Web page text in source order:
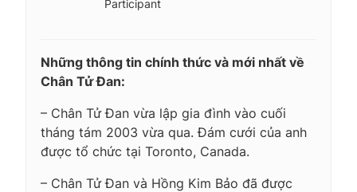
Participant
Những thông tin chính thức và mới nhất về
Chân Tử Đan:
– Chân Tử Đan vừa lập gia đình vào cuối
tháng tám 2003 vừa qua. Đám cưới của anh
được tổ chức tại Toronto, Canada.
– Chân Tử Đan và Hồng Kim Bảo đã được